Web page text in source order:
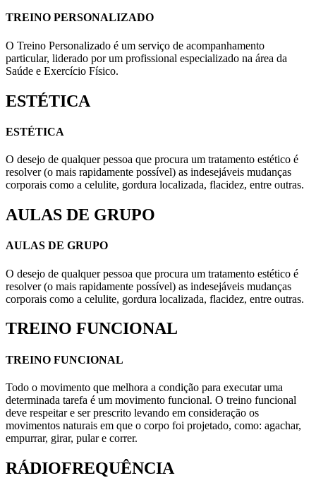
TREINO PERSONALIZADO
O Treino Personalizado é um serviço de acompanhamento
particular, liderado por um profissional especializado na área da
Saúde e Exercício Físico.
ESTÉTICA
ESTÉTICA
O desejo de qualquer pessoa que procura um tratamento estético é
resolver (o mais rapidamente possível) as indesejáveis mudanças
corporais como a celulite, gordura localizada, flacidez, entre outras.
AULAS DE GRUPO
AULAS DE GRUPO
O desejo de qualquer pessoa que procura um tratamento estético é
resolver (o mais rapidamente possível) as indesejáveis mudanças
corporais como a celulite, gordura localizada, flacidez, entre outras.
TREINO FUNCIONAL
TREINO FUNCIONAL
Todo o movimento que melhora a condição para executar uma
determinada tarefa é um movimento funcional. O treino funcional
deve respeitar e ser prescrito levando em consideração os
movimentos naturais em que o corpo foi projetado, como: agachar,
empurrar, girar, pular e correr.
RÁDIOFREQUÊNCIA